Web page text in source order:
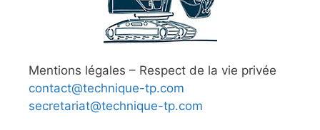
Mentions légales – Respect de la vie privée
contact@technique-tp.com
secretariat@technique-tp.com